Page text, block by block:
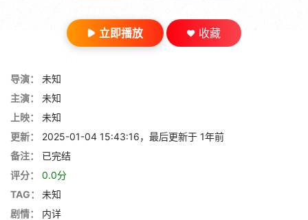
立即播放 收藏
导演：
未知
主演：
未知
上映：
未知
更新：
2025-01-04 15:43:16，最后更新于 1年前
备注：
已完结
评分：
0.0分
TAG：
未知
剧情：
内详